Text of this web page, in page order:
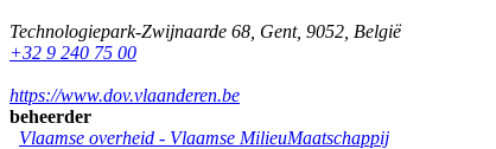
Technologiepark-Zwijnaarde 68 Gent, 9052 België
+32 9 240 75 00
https://www.dov.vlaanderen.be
beheerder
Vlaamse overheid - Vlaamse MilieuMaatschappij